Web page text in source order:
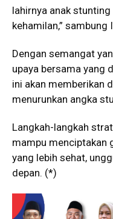
lahirnya anak
kehamilan,” sambung
Dengan semangat
upaya bersama yang
ini akan memberikan
menurunkan angka
Langkah-langkah
mampu menciptakan
yang lebih sehat,
depan. (*)